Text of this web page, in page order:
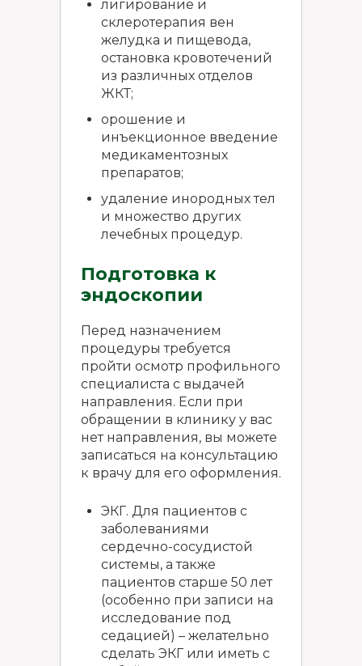
лигирование и
склеротерапия вен
желудка и пищевода,
остановка кровотечений
из различных отделов
ЖКТ;
орошение и
инъекционное введение
медикаментозных
препаратов;
удаление инородных тел
и множество других
лечебных процедур.
Подготовка к
эндоскопии
Перед назначением
процедуры требуется
пройти осмотр профильного
специалиста с выдачей
направления. Если при
обращении в клинику у вас
нет направления, вы можете
записаться на консультацию
к врачу для его оформления.
ЭКГ. Для пациентов с
заболеваниями
сердечно-сосудистой
системы, а также
пациентов старше 50 лет
(особенно при записи на
исследование под
седацией) – желательно
сделать ЭКГ или иметь с